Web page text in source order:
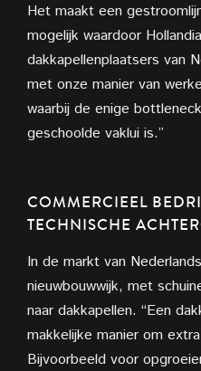
Het maakt een
mogelijk waardoor
dakkapellenplaatsers van
met onze manier van
waarbij de enige
geschoolde vaklui is.”
COMMERCIEEL
TECHNISCHE
In de markt van
nieuwbouwwijk, met
naar dakkapellen. “Een
makkelijke manier om
Bijvoorbeeld voor